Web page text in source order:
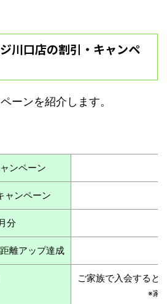
川口店の割引・キャンペ
ーンを紹介します。
ンペーン
ャンペーン
分
離アップ達成
ご家族で入会すると
※家